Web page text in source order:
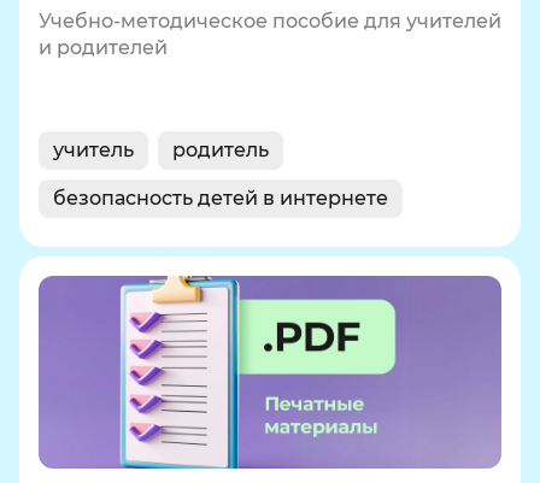
Учебно-методическое пособие для учителей
и родителей
учитель родитель
безопасность детей в интернете